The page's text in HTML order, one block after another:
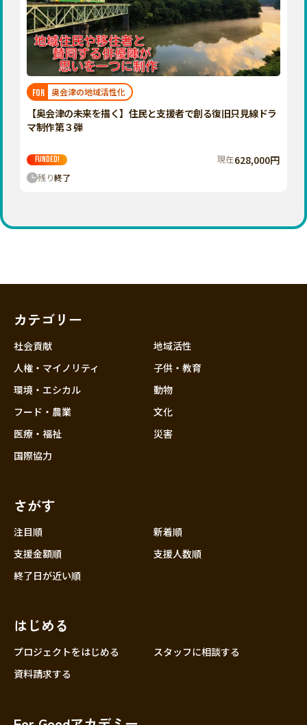
関東
茨城
栃木
群馬
千葉
神奈川
石川
近畿
中国
鳥取 島根 岡山 広島 山口
四国
徳島 香川 愛媛 高知
九州・沖縄
福岡 佐賀 長崎
宮崎
鹿児島 沖縄
FOR 奥会津の地域活性化
【奥会津の未来を描く】住民と支援者で創る復旧只見線ドラ
マ制作第３弾
FUNDED! 現在628,000円
残り終了
カテゴリー
社会貢献
人権・マイノリティ
環境・エシカル
フード・農業
医療・福祉
国際協力
地域活性
子供・教育
動物
文化
災害
さがす
注目順
新着順
支援金額順
支援人数順
終了日が近い順
はじめる
プロジェクトをはじめる
スタッフに相談する
資料請求する